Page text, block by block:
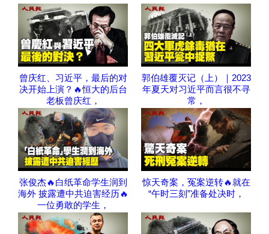
曾庆红、习近平，最后的对
决开始上演？🔥恒大的后台
老板曾庆红，
郭伯雄覆灭记（上）｜2023
年夏天对习近平而言很不寻
常，
张俊杰🔥白纸革命学生润到
海外 披露遭中共迫害经历🔥
一位勇敢的学生，
惊天奇案，冤案逆转🔥就在
“午时三刻”准备处决时，